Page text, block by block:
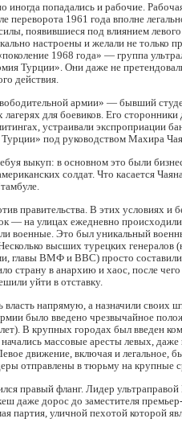
иногда попадались и рабочие.
переворота 1961 года вполне
появившиеся под влиянием
настроены и желали не только
1968 года» — группа
Турции». Они даже не
действия.
армии» — бывший
для боевиков. Его сторонники
устраивали экспроприации
под руководством Махира
выкуп: в основном это были
солдат. Что касается
правительства. В этих условиях и
— на улицах ежедневно
военные. Это был уникальный
высших турецких генералов
главы ВМФ и ВВС) просто
страну в анархию и хаос, после
уйти в отставку.
напрямую, а назначили своих
было введено чрезвычайное
В крупных городах был введен
массовые аресты левых,
движение, включая и легальное,
отправлены в тюрьму на крупные
правый фланг. Лидер
даже дорос до заместителя
партия, уличной пехотой которой